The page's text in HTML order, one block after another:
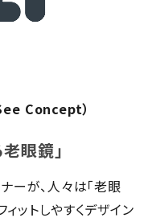
Concept）
眼鏡」
ーが、人々は「老眼
ットしやすくデザイン